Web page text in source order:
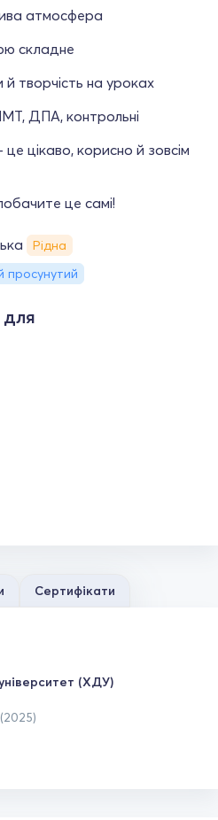
атмосфера
складне
й творчість на уроках
ДПА, контрольні
цікаво, корисно й зовсім
це самі!
Рідна
просунутий
Сертифікати
(ХДУ)